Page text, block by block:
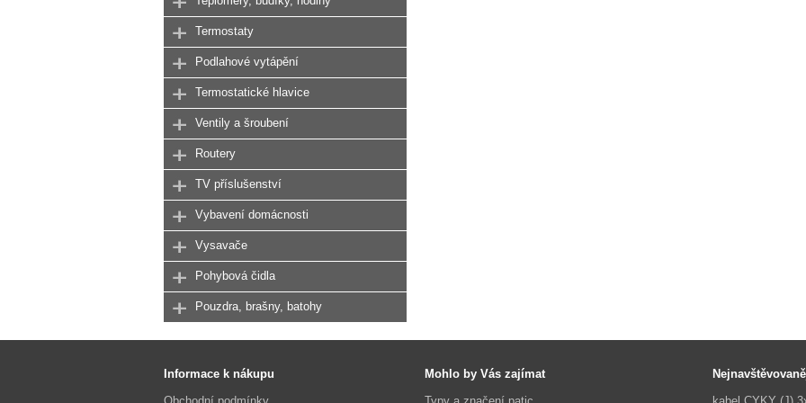
Termostaty
Podlahové vytápění
Termostatické hlavice
Ventily a šroubení
Routery
TV příslušenství
Vybavení domácnosti
Vysavače
Pohybová čidla
Pouzdra, brašny, batohy
Informace k nákupu
Mohlo by Vás zajímat